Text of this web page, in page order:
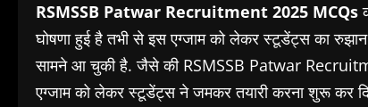
RSMSSB Patwar Recruitment 2025 MCQs
घोषणा हुई है तभी से इस एग्जाम को लेकर स्टूडेंट्स का
सामने आ चुकी है. जैसे की RSMSSB Patwar
एग्जाम को लेकर स्टूडेंट्स ने जमकर तयारी करना शुरू कर